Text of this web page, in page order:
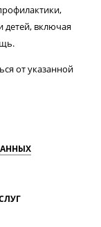
детей, включая
от указанной